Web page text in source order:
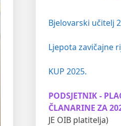
Bjelovarski učitelj
Ljepota zavičajne
KUP 2025.
PODSJETNIK -
ČLANARINE ZA
JE OIB platitelja)